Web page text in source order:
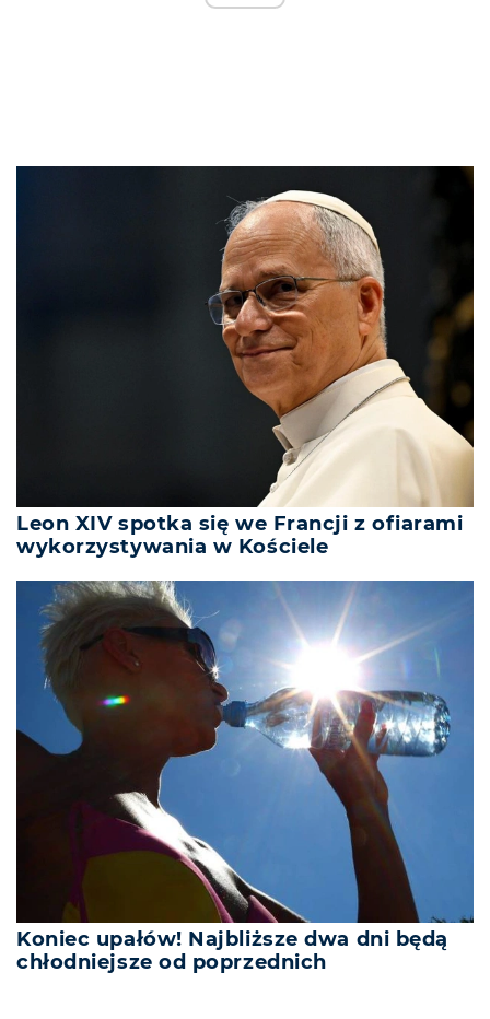
Leon XIV spotka się we Francji z ofiarami
wykorzystywania w Kościele
Koniec upałów! Najbliższe dwa dni będą
chłodniejsze od poprzednich